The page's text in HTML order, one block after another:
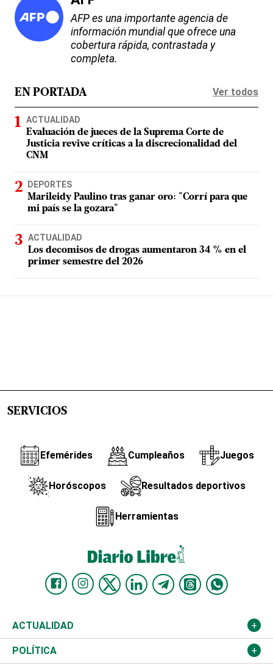
AFP es una importante agencia de
información mundial que ofrece una
cobertura rápida, contrastada y
completa.
EN PORTADA Ver todos
ACTUALIDAD
Evaluación de jueces de la Suprema Corte de
Justicia revive críticas a la discrecionalidad del
CNM
DEPORTES
Marileidy Paulino tras ganar oro: "Corrí para que
mi país se la gozara"
ACTUALIDAD
Los decomisos de drogas aumentaron 34 % en el
primer semestre del 2026
SERVICIOS
Efemérides Cumpleaños Juegos
Horóscopos Resultados deportivos
Herramientas
ACTUALIDAD
Nacional
POLÍTICA